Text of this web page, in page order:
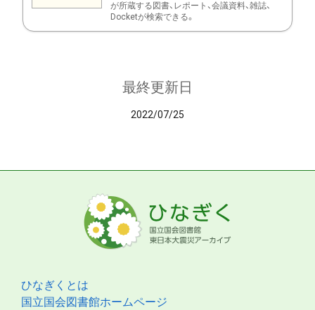
が所蔵する図書、レポート、会議資料、雑誌、
Docketが検索できる。
最終更新日
2022/07/25
ひなぎくとは
国立国会図書館ホームページ